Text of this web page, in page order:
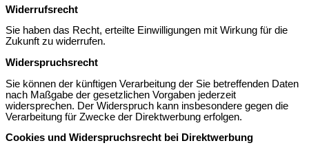
Widerrufsrecht
Sie haben das Recht, erteilte Einwilligungen mit Wirkung für die
Zukunft zu widerrufen.
Widerspruchsrecht
Sie können der künftigen Verarbeitung der Sie betreffenden Daten
nach Maßgabe der gesetzlichen Vorgaben jederzeit
widersprechen. Der Widerspruch kann insbesondere gegen die
Verarbeitung für Zwecke der Direktwerbung erfolgen.
Cookies und Widerspruchsrecht bei Direktwerbung